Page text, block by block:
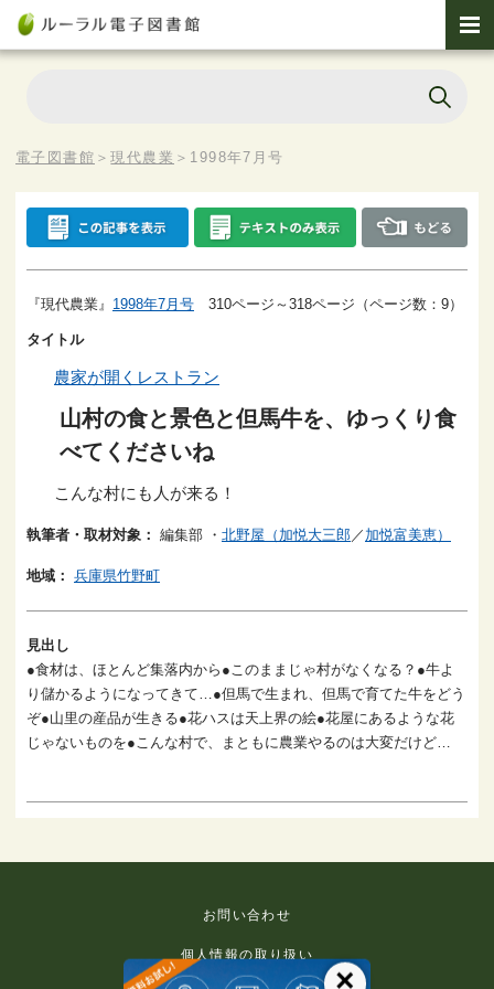
電子図書館 ＞現代農業 ＞ 1998年7月号
『現代農業』 1998年7月号 310ページ～318ページ（ページ数：9）
タイトル
農家が開くレストラン
山村の食と景色と但馬牛を、ゆっくり食
べてくださいね
こんな村にも人が来る！
執筆者・取材対象： 編集部 ・ 北野屋（加悦大三郎 ／ 加悦富美恵）
地域： 兵庫県竹野町
見出し
●食材は、ほとんど集落内から●このままじゃ村がなくなる？●牛よ
り儲かるようになってきて…●但馬で生まれ、但馬で育てた牛をどう
ぞ●山里の産品が生きる●花ハスは天上界の絵●花屋にあるような花
じゃないものを●こんな村で、まともに農業やるのは大変だけど…
お問い合わせ
個人情報の取り扱い
×